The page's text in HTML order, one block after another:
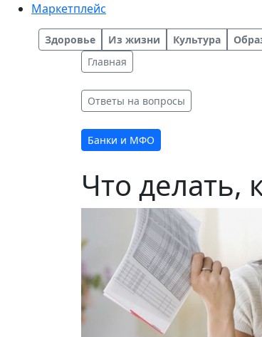
Маркетплейс
Здоровье Из жизни Культура
Главная
Ответы на вопросы
Банки и МФО
Что делать,